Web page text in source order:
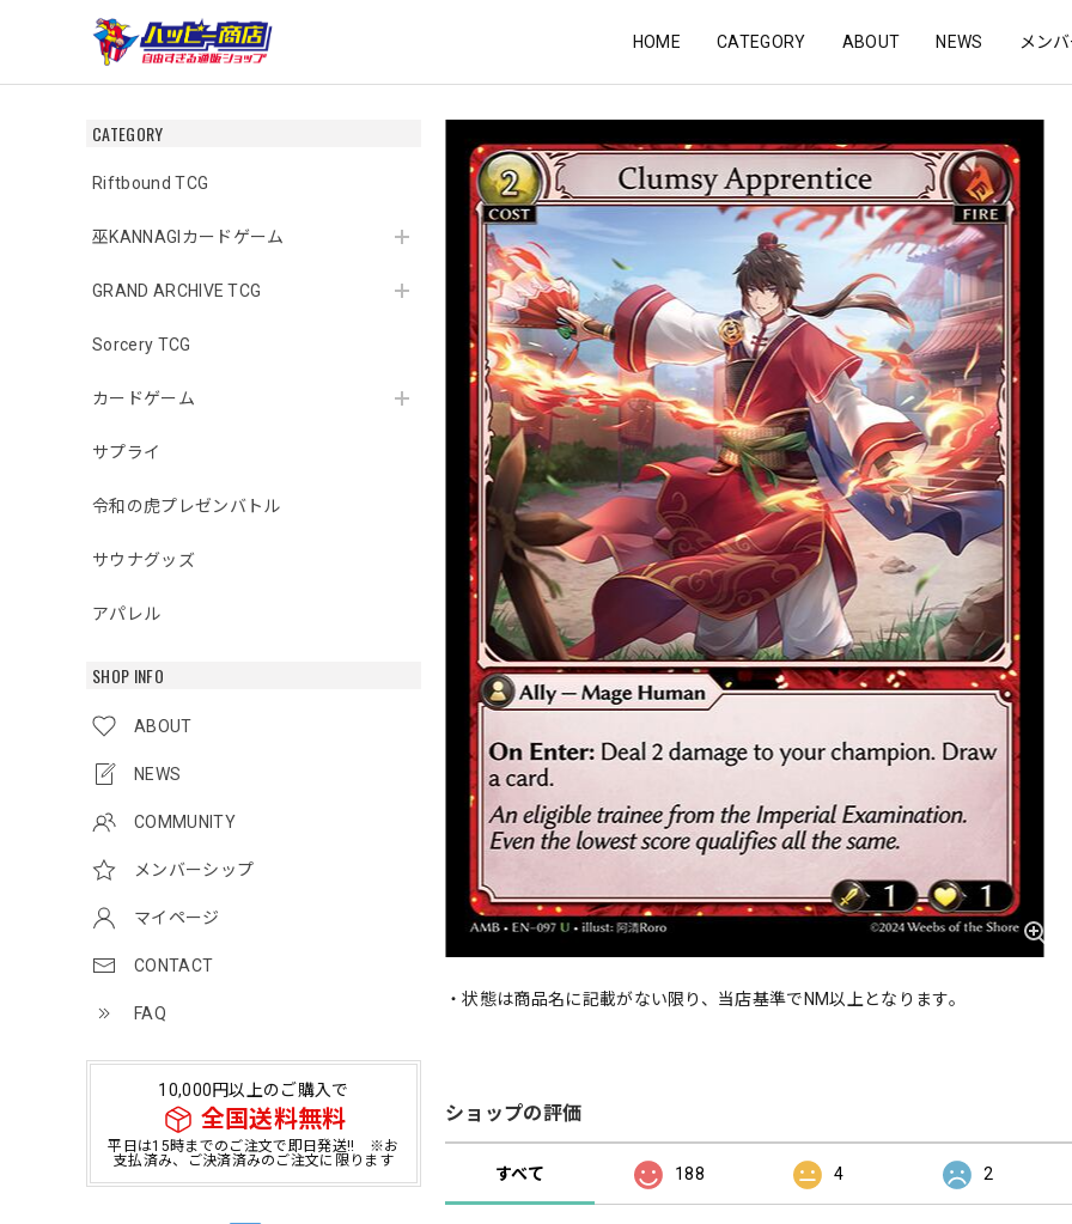
HOME CATEGORY ABOUT NEWS メン
CATEGORY
Riftbound TCG
巫KANNAGIカードゲーム
GRAND ARCHIVE TCG
Sorcery TCG
カードゲーム
サプライ
令和の虎プレゼンバトル
サウナグッズ
アパレル
SHOP INFO
ABOUT
NEWS
COMMUNITY
メンバーシップ
マイページ
CONTACT
FAQ
10,000円以上のご購入で
全国送料無料
平日は15時までのご注文で即日発送!! ※お
支払済み、ご決済済みのご注文に限ります
・状態は商品名に記載がない限り、当店基準でNM以上となります。
ショップの評価
すべて 188 4 2